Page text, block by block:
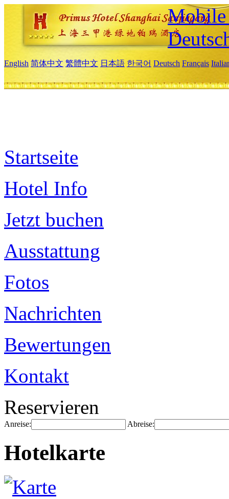
Mobile
English 简体中文 繁體中文 日本語 한국어 Deutsch Français
Startseite
Hotel Info
Jetzt buchen
Ausstattung
Fotos
Nachrichten
Bewertungen
Kontakt
Reservieren
Anreise: Abreise:
Hotelkarte